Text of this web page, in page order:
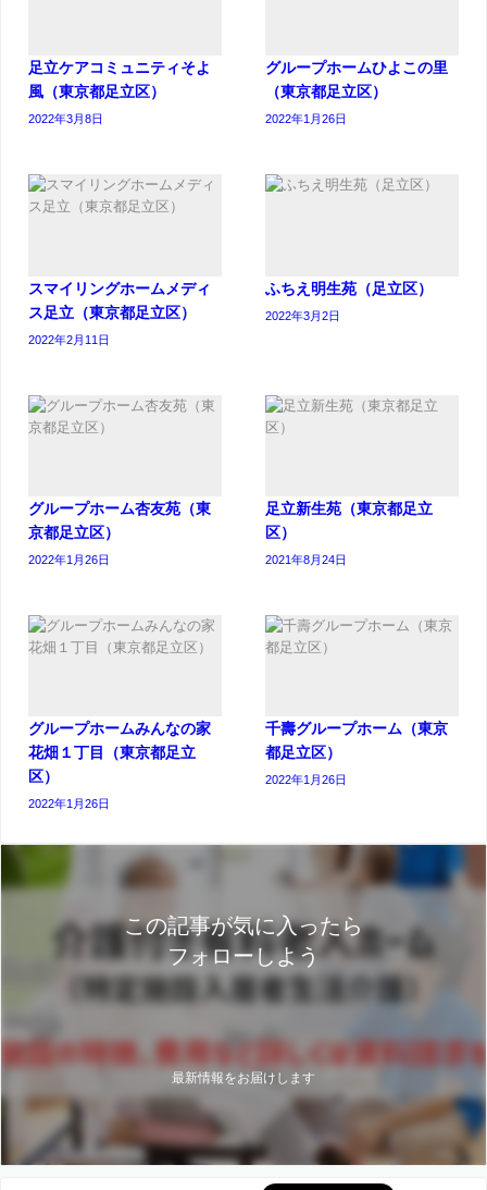
足立ケアコミュニティそよ
風（東京都足立区）
2022年3月8日
グループホームひよこの里
（東京都足立区）
2022年1月26日
スマイリングホームメディ
ス足立（東京都足立区）
2022年2月11日
ふちえ明生苑（足立区）
2022年3月2日
グループホーム杏友苑（東
京都足立区）
2022年1月26日
足立新生苑（東京都足立
区）
2021年8月24日
グループホームみんなの家
花畑１丁目（東京都足立
区）
2022年1月26日
千壽グループホーム（東京
都足立区）
2022年1月26日
この記事が気に入ったら
フォローしよう
最新情報をお届けします